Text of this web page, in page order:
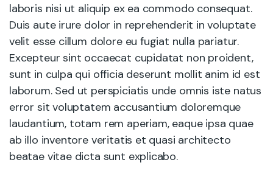
laboris nisi ut aliquip ex ea commodo consequat.
Duis aute irure dolor in reprehenderit in voluptate
velit esse cillum dolore eu fugiat nulla pariatur.
Excepteur sint occaecat cupidatat non proident,
sunt in culpa qui officia deserunt mollit anim id est
laborum. Sed ut perspiciatis unde omnis iste natus
error sit voluptatem accusantium doloremque
laudantium, totam rem aperiam, eaque ipsa quae
ab illo inventore veritatis et quasi architecto
beatae vitae dicta sunt explicabo.